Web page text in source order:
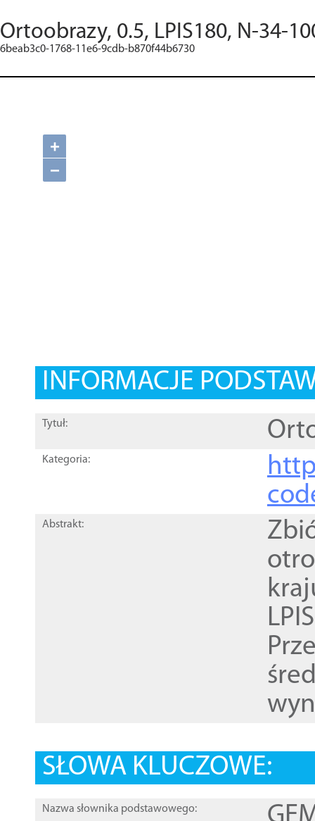
Ortoobrazy, 0.5, LPIS180, N-34-
6beab3c0-1768-11e6-9cdb-b870f44b6730
+
−
INFORMACJE
Tytuł:
Kategoria:
Abstrakt:
SŁOWA KLUCZOWE:
Nazwa słownika podstawowego: